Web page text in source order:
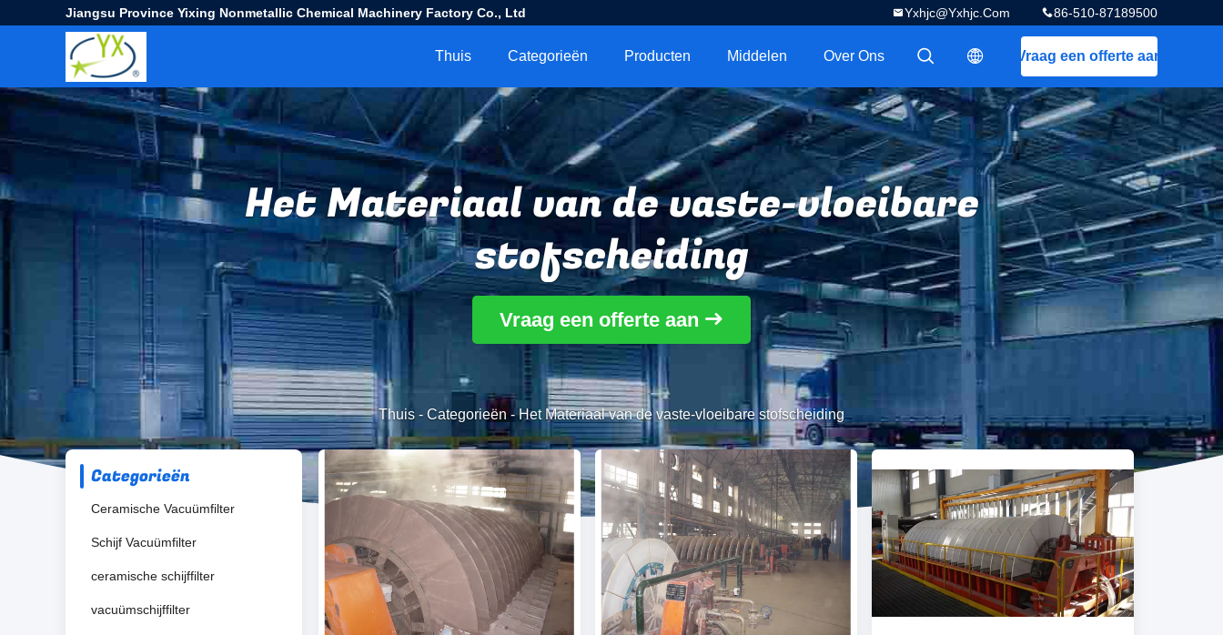
Jiangsu Province Yixing Nonmetallic Chemical Machinery Factory Co., Ltd 86-510-87189500
Yxhjc@yxhjc.com
Vraag een offerte aan
描述
描述
Thuis Categorieën Producten Middelen Over Ons
Het Materiaal van de vaste-vloeibare
stofscheiding
Vraag een offerte aan
Thuis - Categorieën-Het Materiaal van de vaste-vloeibare stofscheiding
Categorieën
Ceramische Vacuümfilter
Schijf Vacuümfilter
ceramische schijffilter
vacuümschijffilter